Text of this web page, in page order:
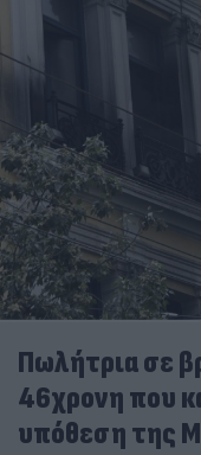
Πωλήτρια σε
46χρονη που
υπόθεση της